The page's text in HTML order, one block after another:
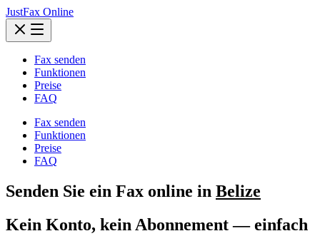
JustFax Online
Fax senden
Funktionen
Preise
FAQ
Fax senden
Funktionen
Preise
FAQ
Senden Sie ein Fax online in Belize
Kein Konto, kein Abonnement — einfach